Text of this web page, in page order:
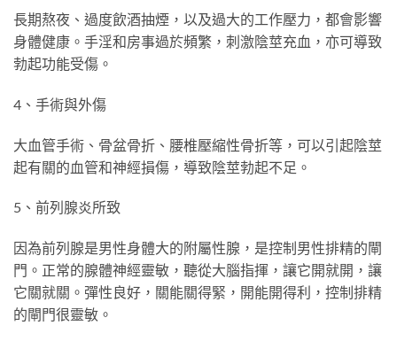
長期熬夜、過度飲酒抽煙，以及過大的工作壓力，都會影響
身體健康。手淫和房事過於頻繁，刺激陰莖充血，亦可導致
勃起功能受傷。
4、手術與外傷
大血管手術、骨盆骨折、腰椎壓縮性骨折等，可以引起陰莖
起有關的血管和神經損傷，導致陰莖勃起不足。
5、前列腺炎所致
因為前列腺是男性身體大的附屬性腺，是控制男性排精的閘
門。正常的腺體神經靈敏，聽從大腦指揮，讓它開就開，讓
它關就關。彈性良好，關能關得緊，開能開得利，控制排精
的閘門很靈敏。